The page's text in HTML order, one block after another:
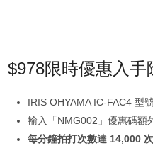
$978限時優惠入手
IRIS OHYAMA IC-FAC4 型號
輸入「NMG002」優惠碼額
每分鐘拍打次數達 14,000 次